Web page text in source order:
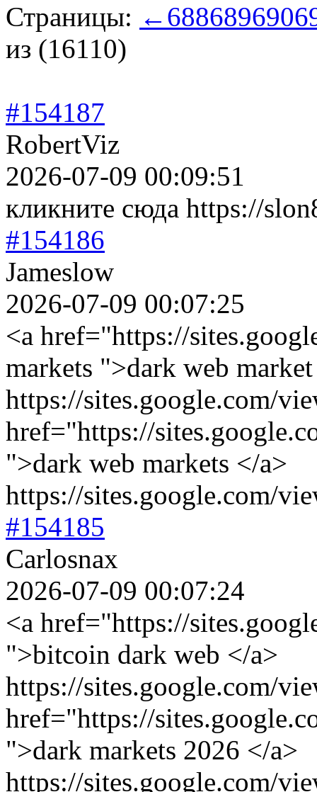
Страницы: ← 688689690
из (16110)
#154187
RobertViz
2026-07-09 00:09:51
кликните сюда https://
#154186
Jameslow
2026-07-09 00:07:25
<a href="https://
markets ">dark web
https://sites.google.com/
href="https://
">dark web markets </a>
https://sites.google.com/
#154185
Carlosnax
2026-07-09 00:07:24
<a href="https://
">bitcoin dark web </a>
https://sites.google.com/
href="https://
">dark markets 2026 </a>
https://sites.google.com/